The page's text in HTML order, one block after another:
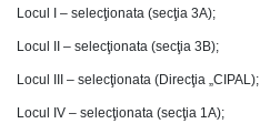
Locul I – selecţionata (secţia 3A);
Locul II – selecţionata (secţia 3B);
Locul III – selecţionata (Direcţia „CIPAL);
Locul IV – selecţionata (secţia 1A);